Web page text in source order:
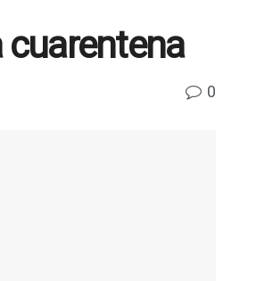
cuarentena
0